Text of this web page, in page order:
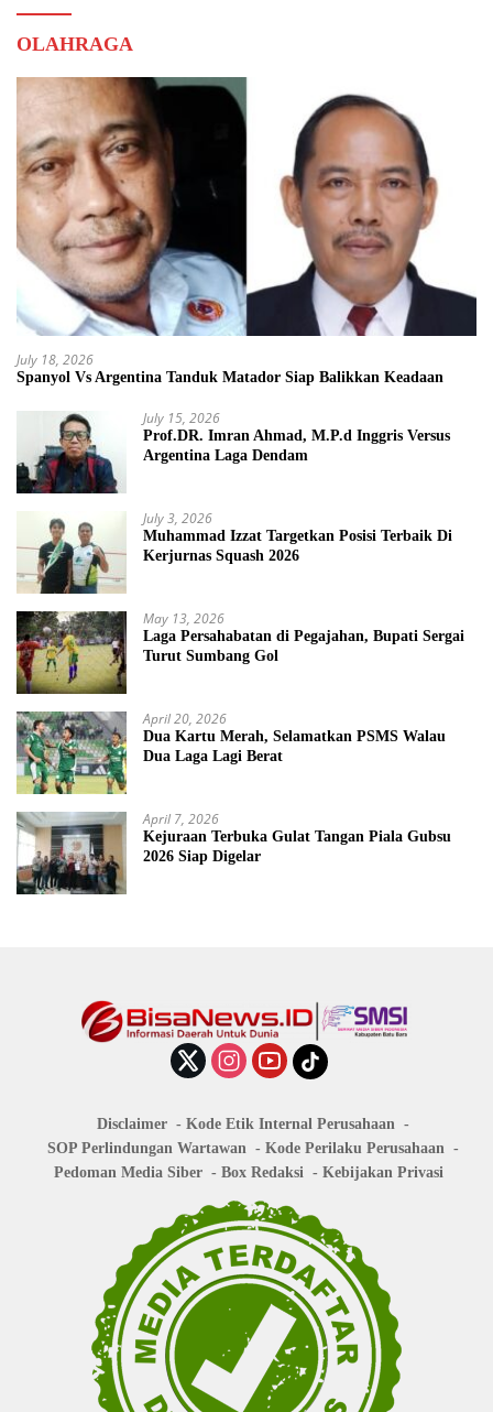
OLAHRAGA
July 18, 2026
Spanyol Vs Argentina Tanduk Matador Siap Balikkan Keadaan
July 15, 2026
Prof.DR. Imran Ahmad, M.P.d Inggris Versus
Argentina Laga Dendam
July 3, 2026
Muhammad Izzat Targetkan Posisi Terbaik Di
Kerjurnas Squash 2026
May 13, 2026
Laga Persahabatan di Pegajahan, Bupati Sergai
Turut Sumbang Gol
April 20, 2026
Dua Kartu Merah, Selamatkan PSMS Walau
Dua Laga Lagi Berat
April 7, 2026
Kejuraan Terbuka Gulat Tangan Piala Gubsu
2026 Siap Digelar
Disclaimer
Kode Etik Internal Perusahaan
SOP Perlindungan Wartawan
Kode Perilaku Perusahaan
Pedoman Media Siber
Box Redaksi Kebijakan Privasi